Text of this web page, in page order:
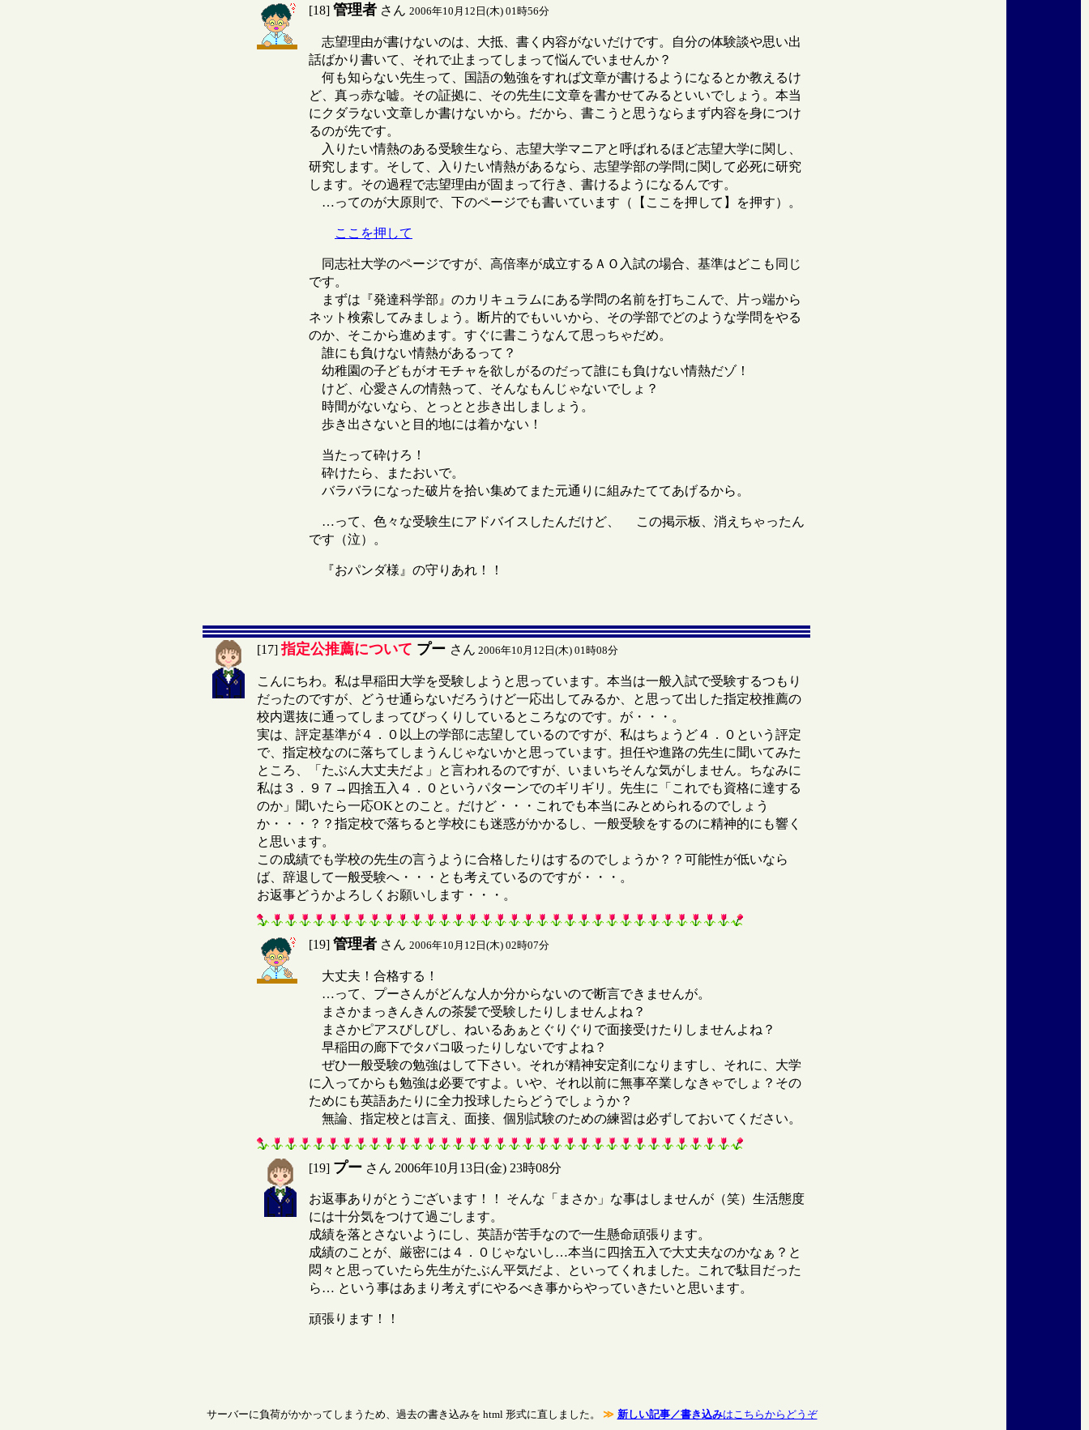
[18] 管理者 さん 2006年10月12日(木) 01時56分
志望理由が書けないのは、大抵、書く内容がないだけです。自分の体験談や思い出
話ばかり書いて、それで止まってしまって悩んでいませんか？
何も知らない先生って、国語の勉強をすれば文章が書けるようになるとか教えるけ
ど、真っ赤な嘘。その証拠に、その先生に文章を書かせてみるといいでしょう。本当
にクダラない文章しか書けないから。だから、書こうと思うならまず内容を身につけ
るのが先です。
入りたい情熱のある受験生なら、志望大学マニアと呼ばれるほど志望大学に関し、
研究します。そして、入りたい情熱があるなら、志望学部の学問に関して必死に研究
します。その過程で志望理由が固まって行き、書けるようになるんです。
…ってのが大原則で、下のページでも書いています（【ここを押して】を押す）。
ここを押して
同志社大学のページですが、高倍率が成立するＡＯ入試の場合、基準はどこも同じ
です。
まずは『発達科学部』のカリキュラムにある学問の名前を打ちこんで、片っ端から
ネット検索してみましょう。断片的でもいいから、その学部でどのような学問をやる
のか、そこから進めます。すぐに書こうなんて思っちゃだめ。
誰にも負けない情熱があるって？
幼稚園の子どもがオモチャを欲しがるのだって誰にも負けない情熱だゾ！
けど、心愛さんの情熱って、そんなもんじゃないでしょ？
時間がないなら、とっとと歩き出しましょう。
歩き出さないと目的地には着かない！
当たって砕けろ！
砕けたら、またおいで。
バラバラになった破片を拾い集めてまた元通りに組みたててあげるから。
…って、色々な受験生にアドバイスしたんだけど、 この掲示板、消えちゃったん
です（泣）。
『おパンダ様』の守りあれ！！
[17]指定公推薦について プー さん 2006年10月12日(木) 01時08分
こんにちわ。私は早稲田大学を受験しようと思っています。本当は一般入試で受験するつもり
だったのですが、どうせ通らないだろうけど一応出してみるか、と思って出した指定校推薦の
校内選抜に通ってしまってびっくりしているところなのです。が・・・。
実は、評定基準が４．０以上の学部に志望しているのですが、私はちょうど４．０という評定
で、指定校なのに落ちてしまうんじゃないかと思っています。担任や進路の先生に聞いてみた
ところ、「たぶん大丈夫だよ」と言われるのですが、いまいちそんな気がしません。ちなみに
私は３．９７→四捨五入４．０というパターンでのギリギリ。先生に「これでも資格に達する
のか」聞いたら一応OKとのこと。だけど・・・これでも本当にみとめられるのでしょう
か・・・？？指定校で落ちると学校にも迷惑がかかるし、一般受験をするのに精神的にも響く
と思います。
この成績でも学校の先生の言うように合格したりはするのでしょうか？？可能性が低いなら
ば、辞退して一般受験へ・・・とも考えているのですが・・・。
お返事どうかよろしくお願いします・・・。
[19] 管理者 さん 2006年10月12日(木) 02時07分
大丈夫！合格する！
…って、プーさんがどんな人か分からないので断言できませんが。
まさかまっきんきんの茶髪で受験したりしませんよね？
まさかピアスびしびし、ねいるあぁとぐりぐりで面接受けたりしませんよね？
早稲田の廊下でタバコ吸ったりしないですよね？
ぜひ一般受験の勉強はして下さい。それが精神安定剤になりますし、それに、大学
に入ってからも勉強は必要ですよ。いや、それ以前に無事卒業しなきゃでしょ？その
ためにも英語あたりに全力投球したらどうでしょうか？
無論、指定校とは言え、面接、個別試験のための練習は必ずしておいてください。
[19] プー さん 2006年10月13日(金) 23時08分
お返事ありがとうございます！！ そんな「まさか」な事はしませんが（笑）生活態度
には十分気をつけて過ごします。
成績を落とさないようにし、英語が苦手なので一生懸命頑張ります。
成績のことが、厳密には４．０じゃないし…本当に四捨五入で大丈夫なのかなぁ？と
悶々と思っていたら先生がたぶん平気だよ、といってくれました。これで駄目だった
ら… という事はあまり考えずにやるべき事からやっていきたいと思います。
頑張ります！！
サーバーに負荷がかかってしまうため、過去の書き込みを html 形式に直しました。 ≫ 新しい記事／書き込みはこちらからどうぞ